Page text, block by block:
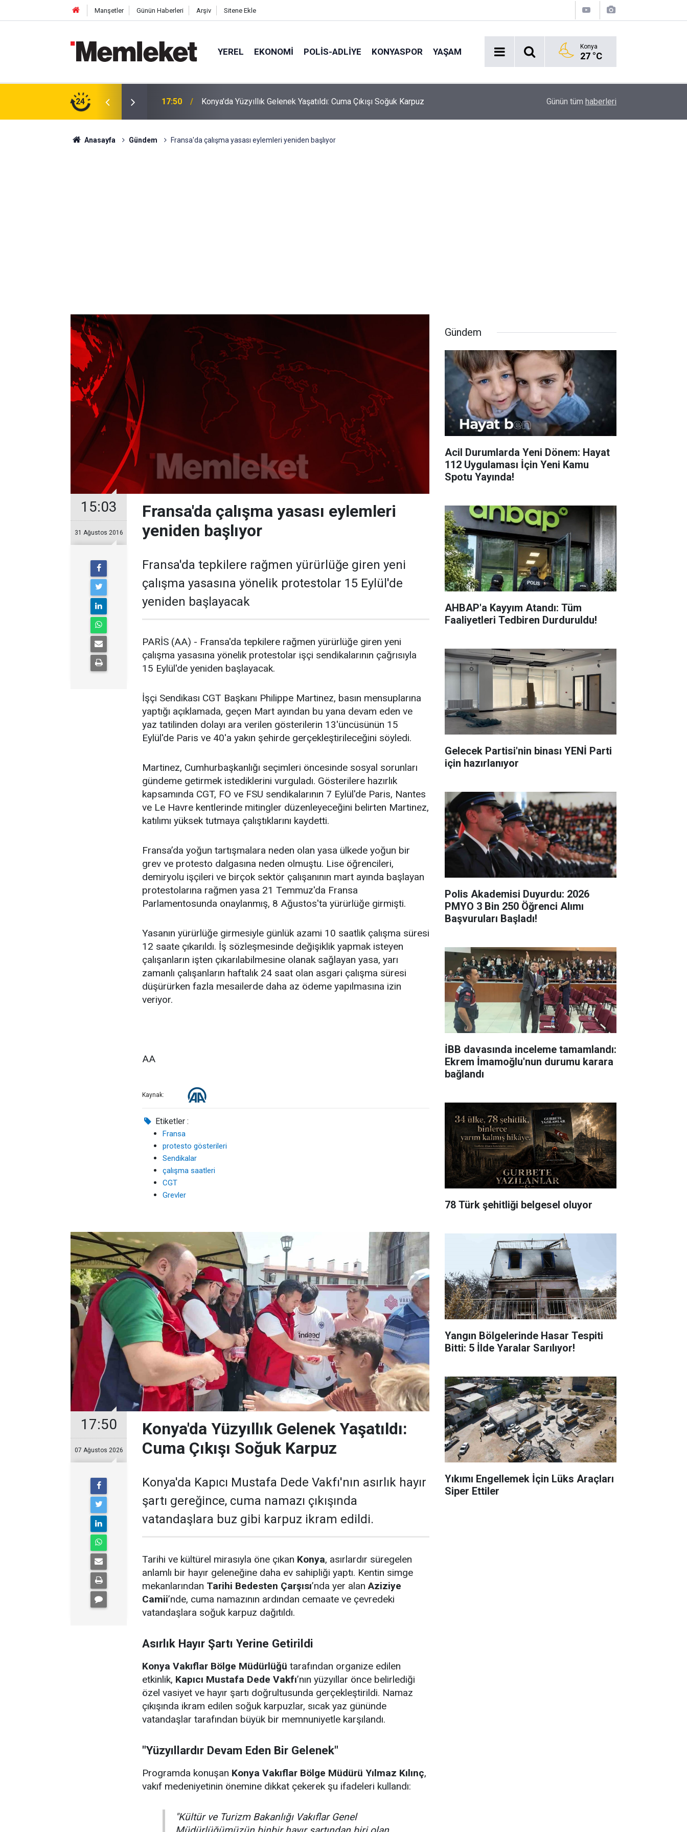
Manşetler Günün Haberleri Arşiv Sitene Ekle
YEREL EKONOMI POLİS-ADLİYE KONYASPOR YAŞAM Konya
27 °C
24
Cuma Çıkışı Soğuk Karpuz 17:48 İnsan İhmali Minik Carettanın Sonu Oldu Günün tüm haberleri
Anasayfa Gündem Fransa'da çalışma yasası eylemleri yeniden başlıyor
15:03
31 Ağustos 2016
Fransa'da çalışma yasası eylemleri
yeniden başlıyor
Fransa'da tepkilere rağmen yürürlüğe giren yeni
çalışma yasasına yönelik protestolar 15 Eylül'de
yeniden başlayacak
PARİS (AA) - Fransa'da tepkilere rağmen yürürlüğe giren yeni
çalışma yasasına yönelik protestolar işçi sendikalarının çağrısıyla
15 Eylül'de yeniden başlayacak.
İşçi Sendikası CGT Başkanı Philippe Martinez, basın mensuplarına
yaptığı açıklamada, geçen Mart ayından bu yana devam eden ve
yaz tatilinden dolayı ara verilen gösterilerin 13'üncüsünün 15
Eylül'de Paris ve 40'a yakın şehirde gerçekleştirileceğini söyledi.
Martinez, Cumhurbaşkanlığı seçimleri öncesinde sosyal sorunları
gündeme getirmek istediklerini vurguladı. Gösterilere hazırlık
kapsamında CGT, FO ve FSU sendikalarının 7 Eylül'de Paris, Nantes
ve Le Havre kentlerinde mitingler düzenleyeceğini belirten Martinez,
katılımı yüksek tutmaya çalıştıklarını kaydetti.
Fransa’da yoğun tartışmalara neden olan yasa ülkede yoğun bir
grev ve protesto dalgasına neden olmuştu. Lise öğrencileri,
demiryolu işçileri ve birçok sektör çalışanının mart ayında başlayan
protestolarına rağmen yasa 21 Temmuz'da Fransa
Parlamentosunda onaylanmış, 8 Ağustos'ta yürürlüğe girmişti.
Yasanın yürürlüğe girmesiyle günlük azami 10 saatlik çalışma süresi
12 saate çıkarıldı. İş sözleşmesinde değişiklik yapmak isteyen
çalışanların işten çıkarılabilmesine olanak sağlayan yasa, yarı
zamanlı çalışanların haftalık 24 saat olan asgari çalışma süresi
düşürürken fazla mesailerde daha az ödeme yapılmasına izin
veriyor.
AA
Kaynak:
Etiketler :
Fransa
protesto gösterileri
Sendikalar
çalışma saatleri
CGT
Grevler
17:50
07 Ağustos 2026
Konya'da Yüzyıllık Gelenek Yaşatıldı:
Cuma Çıkışı Soğuk Karpuz
Konya'da Kapıcı Mustafa Dede Vakfı'nın asırlık hayır
şartı gereğince, cuma namazı çıkışında
vatandaşlara buz gibi karpuz ikram edildi.
Tarihi ve kültürel mirasıyla öne çıkan Konya, asırlardır süregelen
anlamlı bir hayır geleneğine daha ev sahipliği yaptı. Kentin simge
mekanlarından Tarihi Bedesten Çarşısı’nda yer alanAziziye
Camii’nde, cuma namazının ardından cemaate ve çevredeki
vatandaşlara soğuk karpuz dağıtıldı.
Asırlık Hayır Şartı Yerine Getirildi
Konya Vakıflar Bölge Müdürlüğü tarafından organize edilen
etkinlik, Kapıcı Mustafa Dede Vakfı’nın yüzyıllar önce belirlediği
özel vasiyet ve hayır şartı doğrultusunda gerçekleştirildi. Namaz
çıkışında ikram edilen soğuk karpuzlar, sıcak yaz gününde
vatandaşlar tarafından büyük bir memnuniyetle karşılandı.
"Yüzyıllardır Devam Eden Bir Gelenek"
Programda konuşan Konya Vakıflar Bölge Müdürü Yılmaz Kılınç,
vakıf medeniyetinin önemine dikkat çekerek şu ifadeleri kullandı:
"Kültür ve Turizm Bakanlığı Vakıflar Genel
Gündem
Acil Durumlarda Yeni Dönem: Hayat
112 Uygulaması İçin Yeni Kamu
Spotu Yayında!
AHBAP'a Kayyım Atandı: Tüm
Faaliyetleri Tedbiren Durduruldu!
Gelecek Partisi'nin binası YENİ Parti
için hazırlanıyor
Polis Akademisi Duyurdu: 2026
PMYO 3 Bin 250 Öğrenci Alımı
Başvuruları Başladı!
İBB davasında inceleme tamamlandı:
Ekrem İmamoğlu'nun durumu karara
bağlandı
78 Türk şehitliği belgesel oluyor
Yangın Bölgelerinde Hasar Tespiti
Bitti: 5 İlde Yaralar Sarılıyor!
Yıkımı Engellemek İçin Lüks Araçları
Siper Ettiler